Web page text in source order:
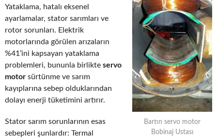
Bartın servo motor
Bobinaj Ustası
Yataklama, hatalı eksenel
ayarlamalar, stator sarımları ve
rotor sorunları. Elektrik
motorlarında görülen arızaların
%41’ini kapsayan yataklama
problemleri, bununla birlikte servo
motor sürtünme ve sarım
kayıplarına sebep olduklarından
dolayı enerji tüketimini artırır.
Stator sarım sorunlarının esas
sebepleri şunlardır: Termal